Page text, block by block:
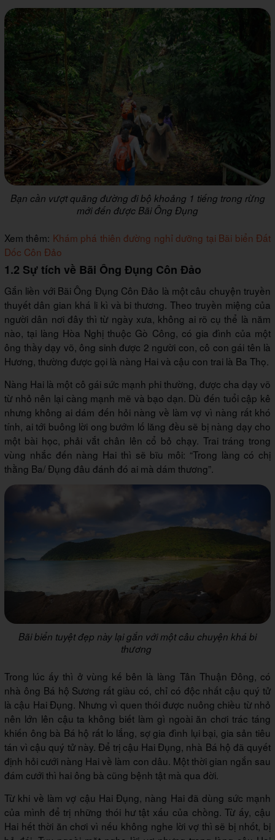
Bạn cần vượt quãng đường đi bộ khoảng 1 tiếng trong rừng
mới đến được Bãi Ông Đụng
Xem thêm: Khám phá thiên đường nghỉ dưỡng tại Bãi biển Đất
Dốc Côn Đảo
1.2 Sự tích về Bãi Ông Đụng Côn Đảo
Gắn liền với Bãi Ông Đụng Côn Đảo là một câu chuyện truyền
thuyết dân gian khá li kì và bi thương. Theo truyền miệng của
người dân nơi đây thì từ ngày xưa, không ai rõ cụ thể là năm
nào, tại làng Hòa Nghị thuộc Gò Công, có gia đình của một
ông thầy dạy võ, ông sinh được 2 người con, cô con gái tên là
Hương, thường được gọi là nàng Hai và cậu con trai là Ba Thọ.
Nàng Hai là một cô gái sức mạnh phi thường, được cha dạy võ
từ nhỏ nên lại càng mạnh mẽ và bạo dạn. Dù đến tuổi cập kê
nhưng không ai dám đến hỏi nàng về làm vợ vì nàng rất khó
tính, ai tới buông lời ong bướm lố lăng đều sẽ bị nàng dạy cho
một bài học, phải vắt chân lên cổ bỏ chạy. Trai tráng trong
vùng nhắc đến nàng Hai thì sẽ bĩu môi: “Trong làng có chị
thằng Ba/ Đụng đâu đánh đó ai mà dám thương”.
Bãi biển tuyệt đẹp này lại gắn với một câu chuyện khá bi
thương
Trong lúc ấy thì ở vùng kế bên là làng Tân Thuận Đông, có
nhà ông Bá hộ Sương rất giàu có, chỉ có độc nhất cậu quý tử
là cậu Hai Đụng. Nhưng vì quen thói được nuông chiều từ nhỏ
nên lớn lên cậu ta không biết làm gì ngoài ăn chơi trác táng
khiến ông bà Bá hộ rất lo lắng, sợ gia đình lụi bại, gia sản tiêu
tán vì cậu quý tử này. Để trị cậu Hai Đụng, nhà Bá hộ đã quyết
định hỏi cưới nàng Hai về làm con dâu. Một thời gian ngắn sau
đám cưới thì hai ông bà cũng bệnh tật mà qua đời.
Từ khi về làm vợ cậu Hai Đụng, nàng Hai đã dùng sức mạnh
của mình để trị những thói hư tật xấu của chồng. Từ ấy, cậu
Hai hết thời ăn chơi vì nếu không nghe lời vợ thì sẽ bị nhốt, bị